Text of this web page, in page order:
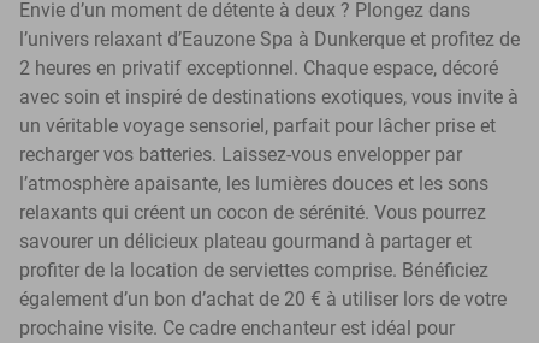
Envie d’un moment de détente à deux ? Plongez dans
l’univers relaxant d’Eauzone Spa à Dunkerque et profitez de
2 heures en privatif exceptionnel. Chaque espace, décoré
avec soin et inspiré de destinations exotiques, vous invite à
un véritable voyage sensoriel, parfait pour lâcher prise et
recharger vos batteries. Laissez-vous envelopper par
l’atmosphère apaisante, les lumières douces et les sons
relaxants qui créent un cocon de sérénité. Vous pourrez
savourer un délicieux plateau gourmand à partager et
profiter de la location de serviettes comprise. Bénéficiez
également d’un bon d’achat de 20 € à utiliser lors de votre
prochaine visite. Ce cadre enchanteur est idéal pour